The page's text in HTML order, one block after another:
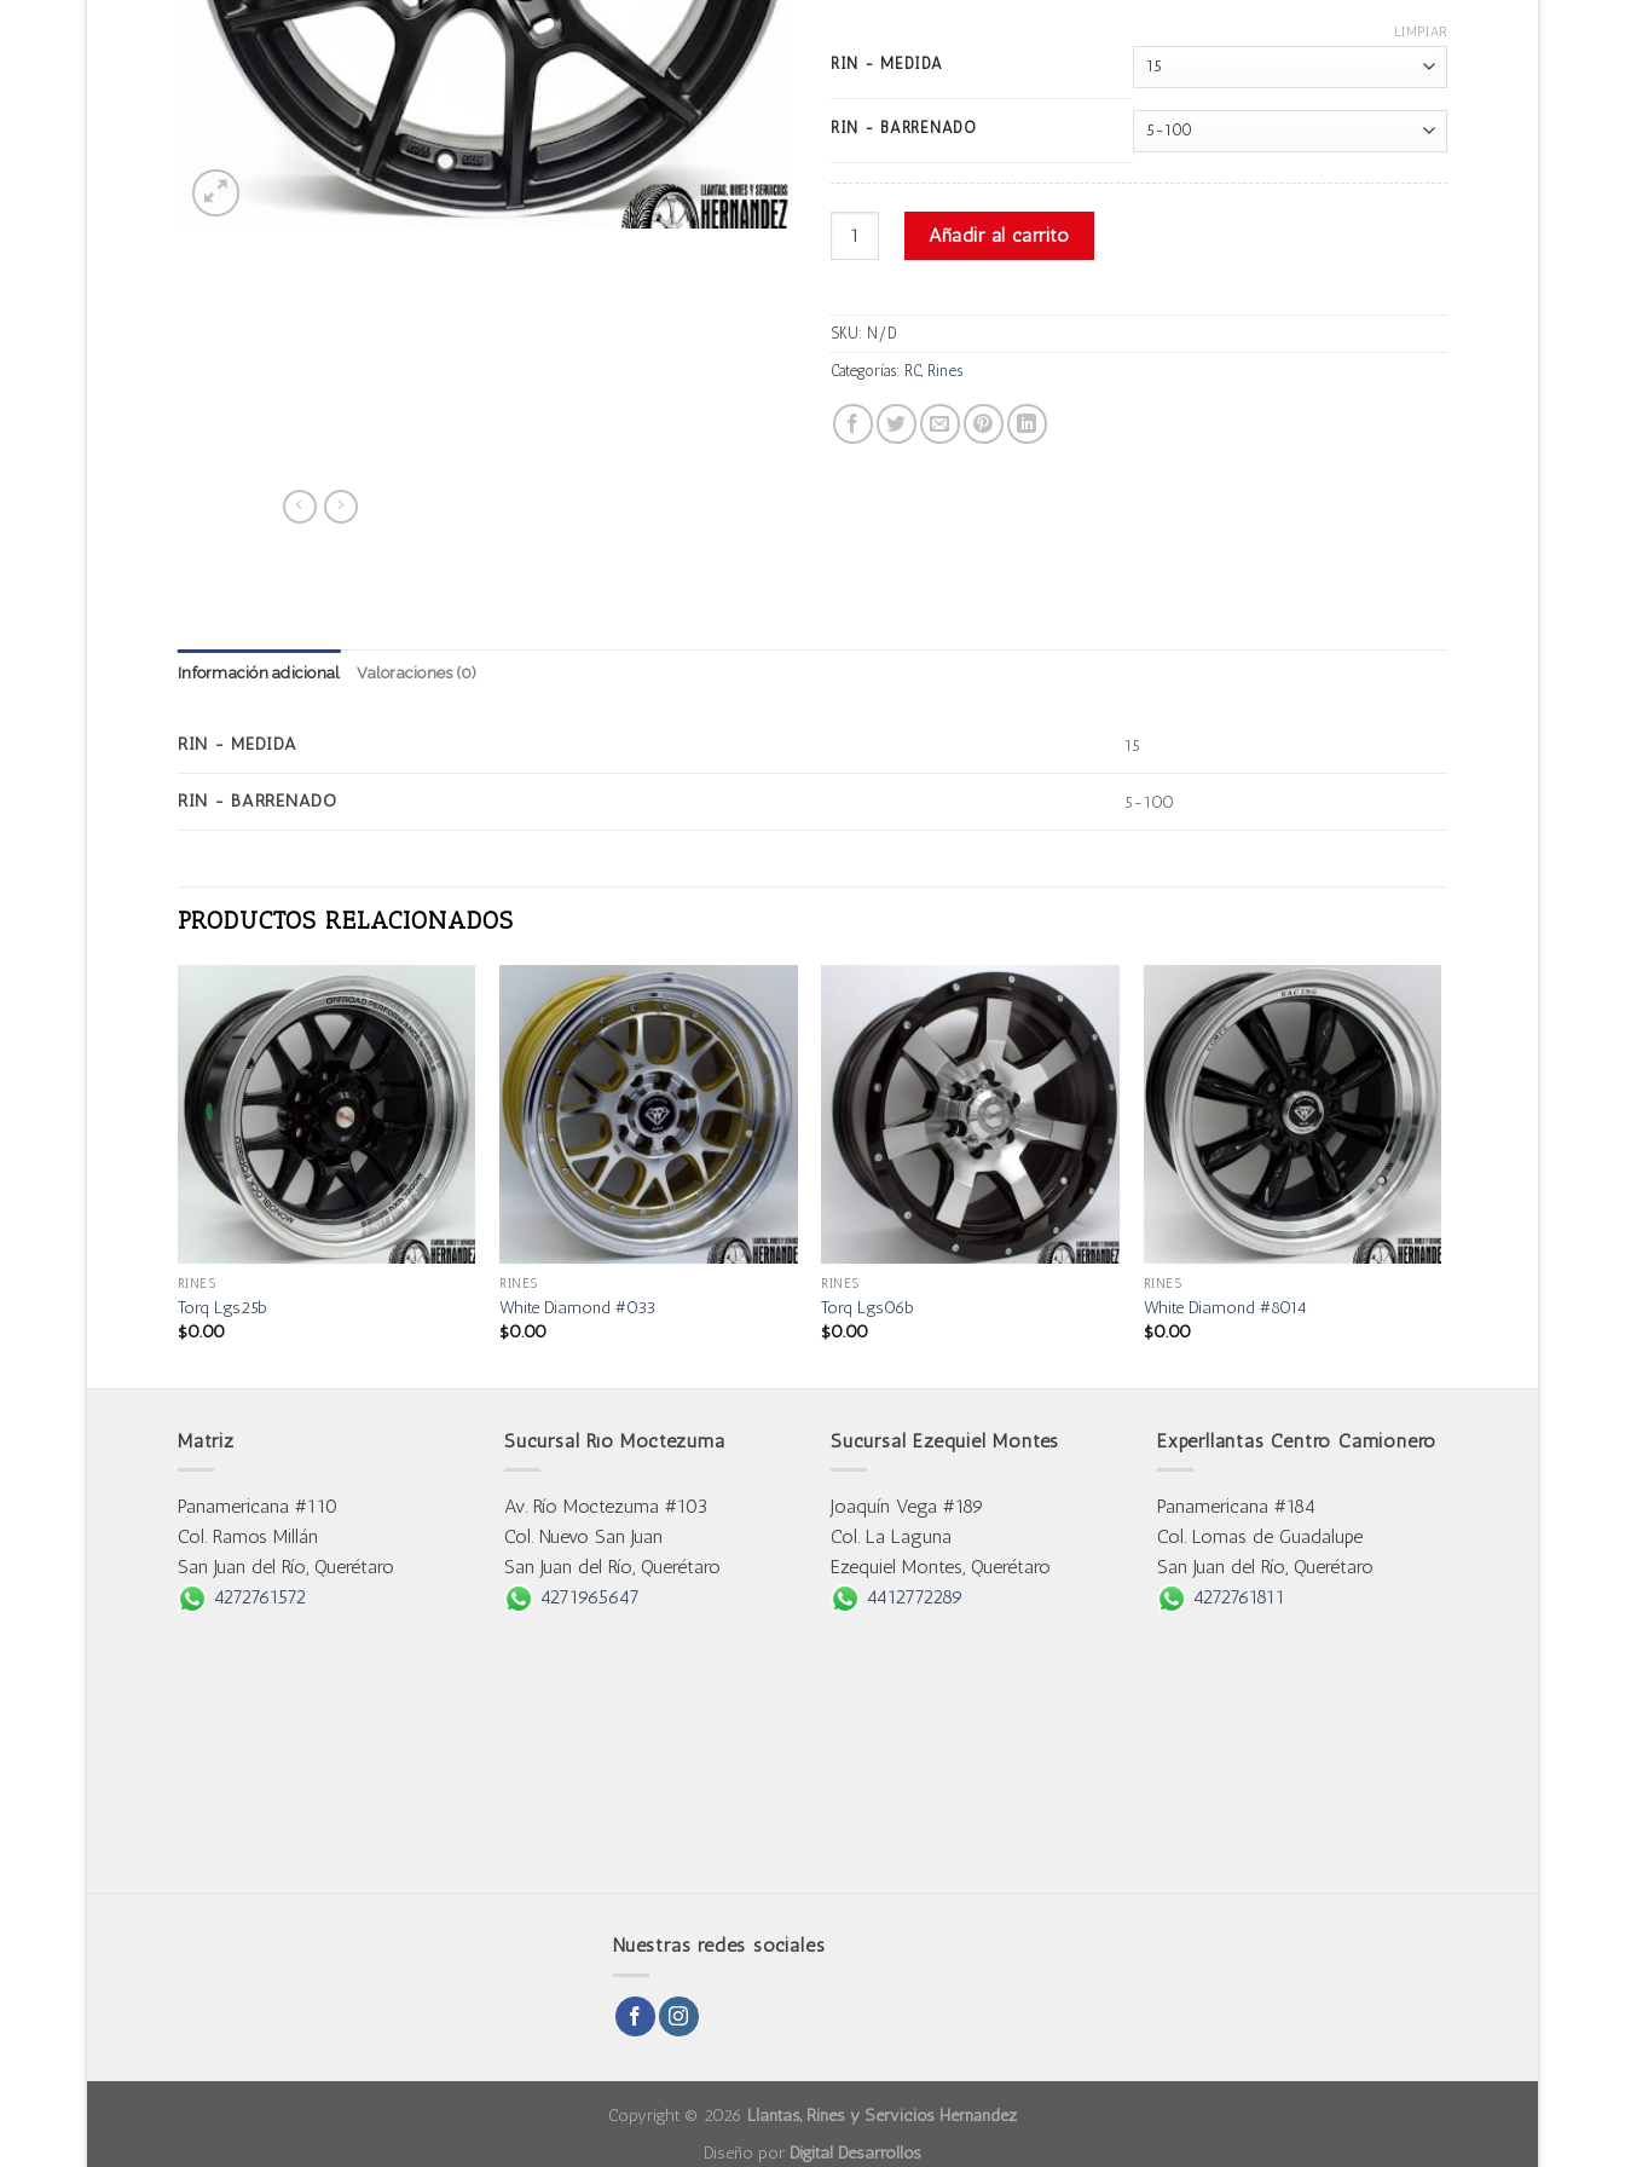
RIN - MEDIDA
RIN - BARRENADO
LIMPIAR
Rc 1510MB10 cantidadAñadir al carrito
SKU: N/D
Categorías: RC, Rines
Información adicional Valoraciones (0)
RIN - MEDIDA 15
RIN - BARRENADO 5-100
PRODUCTOS RELACIONADOS
RINES
Torq Lgs25b
$0.00
RINES
White Diamond #033
$0.00
RINES
Torq Lgs06b
$0.00
RINES
White Diamond #8014
$0.00
Matriz
Panamericana #110
Col. Ramos Millán
San Juan del Río, Querétaro
4272761572
Sucursal Río Moctezuma
Av. Río Moctezuma #103
Col. Nuevo San Juan
San Juan del Río, Querétaro
4271965647
Sucursal Ezequiel Montes
Joaquín Vega #189
Col. La Laguna
Ezequiel Montes, Querétaro
4412772289
Experllantas Centro Camionero
Panamericana #184
Col. Lomas de Guadalupe
San Juan del Río, Querétaro
4272761811
Nuestras redes sociales
Copyright © 2026 Llantas, Rines y Servicios Hernández
Diseño por Digital Desarrollos